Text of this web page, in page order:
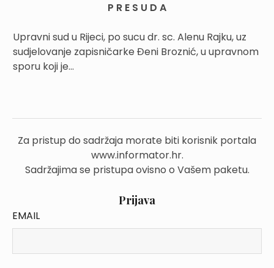
P R E S U D A
Upravni sud u Rijeci, po sucu dr. sc. Alenu Rajku, uz
sudjelovanje zapisničarke Đeni Broznić, u upravnom
sporu koji je...
Za pristup do sadržaja morate biti korisnik portala
www.informator.hr.
Sadržajima se pristupa ovisno o Vašem paketu.
Prijava
EMAIL